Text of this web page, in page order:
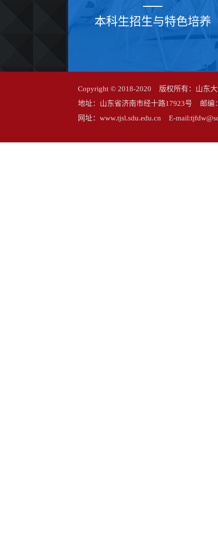
本科生招生与特色培养
Copyright © 2018-2020 版权所有：山东
地址：山东省济南市经十路17923号 邮
网址：www.tjsl.sdu.edu.cn E-